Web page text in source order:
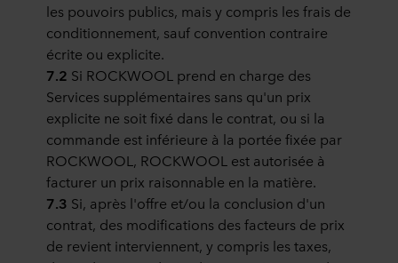
les pouvoirs publics, mais y compris les frais de
conditionnement, sauf convention contraire
écrite ou explicite.
7.2 Si ROCKWOOL prend en charge des
Services supplémentaires sans qu'un prix
explicite ne soit fixé dans le contrat, ou si la
commande est inférieure à la portée fixée par
ROCKWOOL, ROCKWOOL est autorisée à
facturer un prix raisonnable en la matière.
7.3 Si, après l'offre et/ou la conclusion d'un
contrat, des modifications des facteurs de prix
de revient interviennent, y compris les taxes,